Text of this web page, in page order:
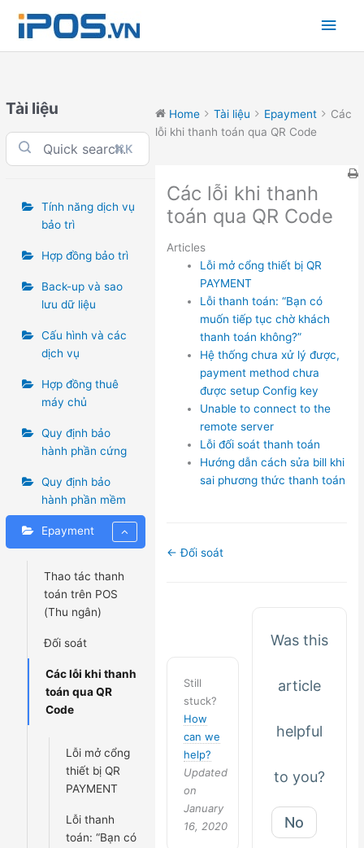
Main
Tài liệu
⌘K
Tính năng dịch vụ
bảo trì
Hợp đồng bảo trì
Back-up và sao
lưu dữ liệu
Cấu hình và các
dịch vụ
Hợp đồng thuê
máy chủ
Quy định bảo
hành phần cứng
Quy định bảo
hành phần mềm
Epayment
Thao tác thanh
toán trên POS
(Thu ngân)
Đối soát
Các lỗi khi thanh
toán qua QR
Code
Lỗi mở cổng
thiết bị QR
PAYMENT
Lỗi thanh
toán: “Bạn có
Home Tài liệu Epayment
Các
lỗi khi thanh toán qua QR Code
Các lỗi khi thanh
toán qua QR Code
Articles
Lỗi mở cổng thiết bị QR
PAYMENT
Lỗi thanh toán: “Bạn có
muốn tiếp tục chờ khách
thanh toán không?”
Hệ thống chưa xử lý được,
payment method chưa
được setup Config key
Unable to connect to the
remote server
Lỗi đối soát thanh toán
Hướng dẫn cách sửa bill khi
sai phương thức thanh toán
Doc
← Đối soát
Still
stuck?
How
can we
help?
Updated
on
January
16, 2020
Was this
article
helpful
to you?
No